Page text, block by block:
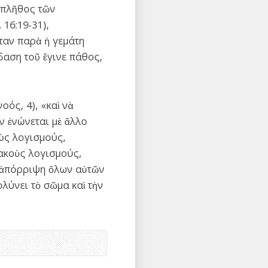
τῶν
31),
παρὰ ἡ γεμάτη
τοῦ ἔγινε πάθος,
4), «καὶ νὰ
ἑνώνεται μὲ ἄλλο
λογισμούς,
λογισμούς,
ὅλων αὐτῶν
τὸ σῶμα καὶ τὴν